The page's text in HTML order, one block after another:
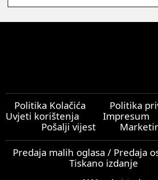
Politika Kolačića
Politika
Uvjeti korištenja
Impresum
Pošalji vijest
Predaja malih oglasa / Predaja
Tiskano izdanje